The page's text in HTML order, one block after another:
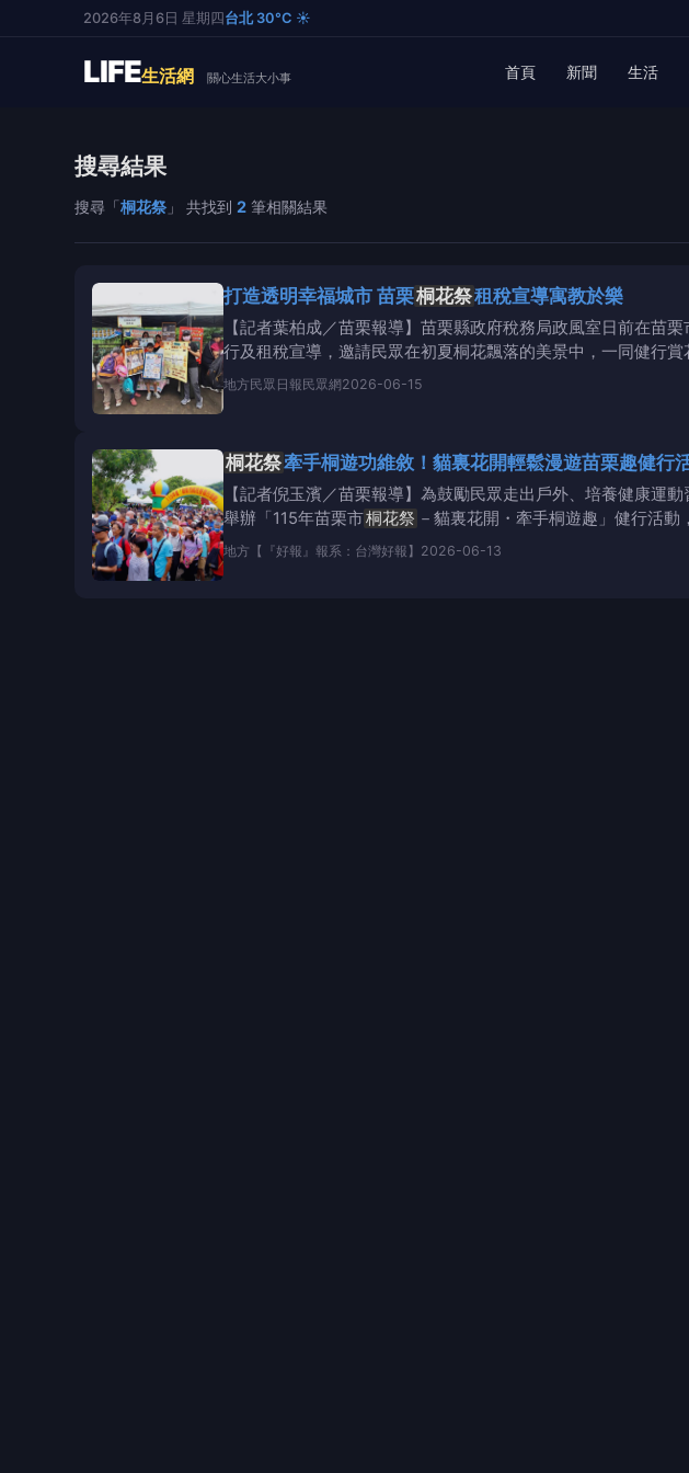
2026年8月6日 星期四 台北 30°C ☀️
LIFE生活網 關心生活大小事 首頁 新聞 生活
搜尋結果
搜尋「桐花祭 」 共找到 2 筆相關結果
打造透明幸福城市 苗栗桐花祭租稅宣導寓教於樂
【記者葉柏成／苗栗報導】苗栗縣政府稅務局政風室日前在苗
行及租稅宣導，邀請民眾在初夏桐花飄落的美景中，一同健行
活
地方民眾日報民眾網2026-06-15
桐花祭牽手桐遊功維敘！貓裏花開輕鬆漫遊苗栗趣健行
【記者倪玉濱／苗栗報導】為鼓勵民眾走出戶外、培養健康運
舉辦「115年苗栗市桐花祭 －貓裏花開・牽手桐遊趣」健行活
地方 【『好報』報系：台灣好報】 2026-06-13